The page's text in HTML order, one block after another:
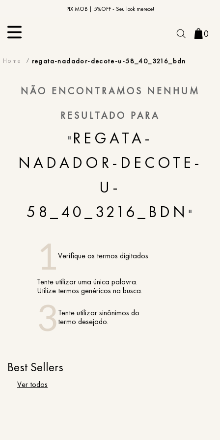
PIX MOB | 5%OFF - Seu look merece!
10% OFF na primeira compra | Cupom: BEMVINDO10*
0
regata-nadador-decote-u-58_40_3216_bdn
NÃO ENCONTRAMOS NENHUM
RESULTADO PARA
" REGATA-
NADADOR-DECOTE-
U-
58_40_3216_BDN "
Verifique os termos digitados.
Tente utilizar uma única palavra.
Utilize termos genéricos na busca.
Tente utilizar sinônimos do
termo desejado.
Best Sellers
Ver todos